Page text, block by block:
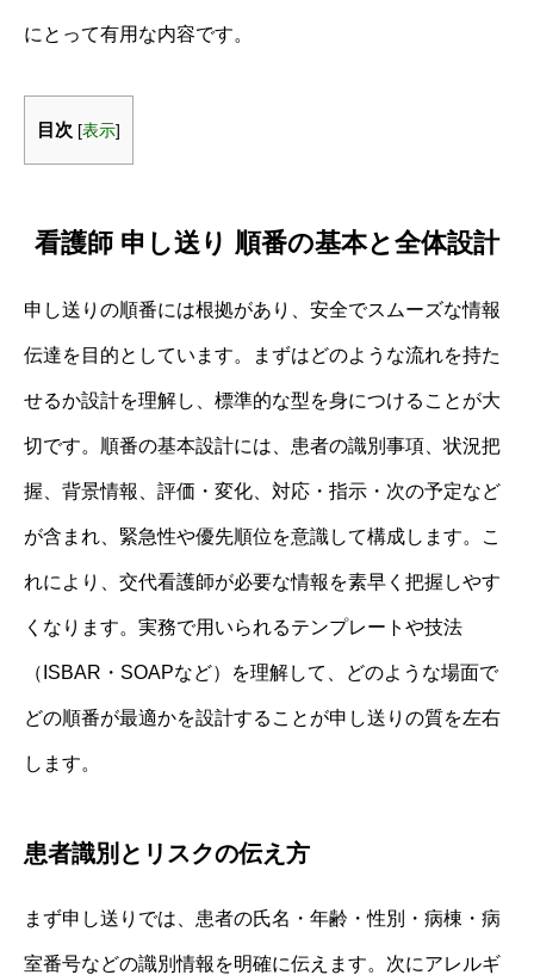
にとって有用な内容です。
目次 [表示]
看護師 申し送り 順番の基本と全体設計
申し送りの順番には根拠があり、安全でスムーズな情報
伝達を目的としています。まずはどのような流れを持た
せるか設計を理解し、標準的な型を身につけることが大
切です。順番の基本設計には、患者の識別事項、状況把
握、背景情報、評価・変化、対応・指示・次の予定など
が含まれ、緊急性や優先順位を意識して構成します。こ
れにより、交代看護師が必要な情報を素早く把握しやす
くなります。実務で用いられるテンプレートや技法
（ISBAR・SOAPなど）を理解して、どのような場面で
どの順番が最適かを設計することが申し送りの質を左右
します。
患者識別とリスクの伝え方
まず申し送りでは、患者の氏名・年齢・性別・病棟・病
室番号などの識別情報を明確に伝えます。次にアレルギ